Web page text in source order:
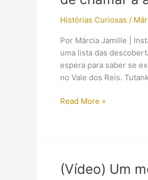
Histórias Curiosas /
Por Márcia Jamille |
uma lista das
espera para saber se
no Vale dos Reis.
Câmaras
Tutankhamon
ou
Read More »
(Vídeo) Um